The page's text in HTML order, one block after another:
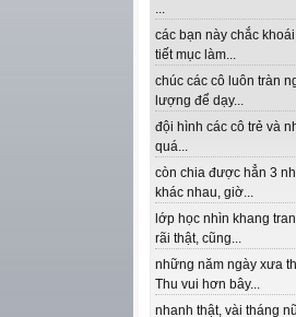
...
các bạn này chắc
tiết mục làm...
chúc các cô luôn tràn
lượng để dạy...
đội hình các cô trẻ và
quá...
còn chia được hẳn 3
khác nhau, giờ...
lớp học nhìn khang
rãi thật, cũng...
những năm ngày xưa
Thu vui hơn bây...
nhanh thật, vài tháng